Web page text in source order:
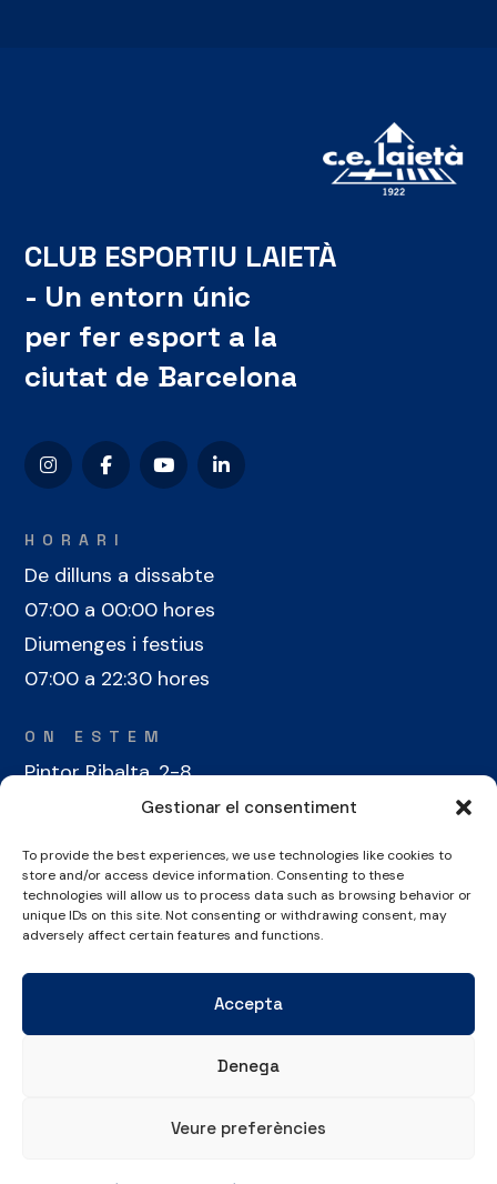
Gestionar el consentiment
To provide the best experiences, we use technologies like cookies to
store and/or access device information. Consenting to these
technologies will allow us to process data such as browsing behavior or
unique IDs on this site. Not consenting or withdrawing consent, may
adversely affect certain features and functions.
Accepta
Denega
Veure preferències
CLUB ESPORTIU LAIETÀ
- Un entorn únic
per fer esport a la
ciutat de Barcelona
HORARI
De dilluns a dissabte
07:00 a 00:00 hores
Diumenges i festius
07:00 a 22:30 hores
ON ESTEM
Pintor Ribalta, 2-8
08028 Barcelona
CONTACTE
+34 934 486 350
cel@laieta.cat